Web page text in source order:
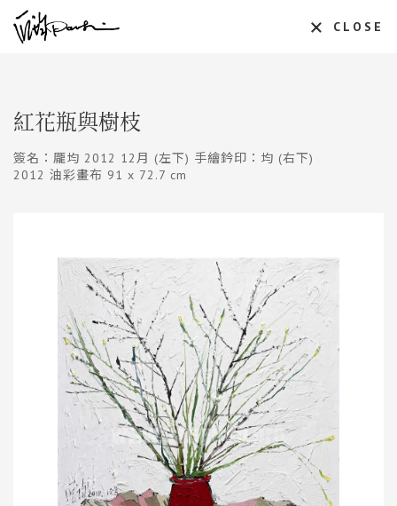
CLOSE
紅花瓶與樹枝
簽名：龎均 2012 12月 (左下) 手繪鈐印：均 (右下)
2012 油彩畫布 91 x 72.7 cm